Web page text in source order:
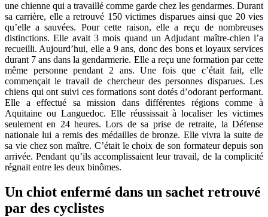
une chienne qui a travaillé comme garde chez les gendarmes. Durant
sa carrière, elle a retrouvé 150 victimes disparues ainsi que 20 vies
qu’elle a sauvées. Pour cette raison, elle a reçu de nombreuses
distinctions. Elle avait 3 mois quand un Adjudant maître-chien l’a
recueilli. Aujourd’hui, elle a 9 ans, donc des bons et loyaux services
durant 7 ans dans la gendarmerie. Elle a reçu une formation par cette
même personne pendant 2 ans. Une fois que c’était fait, elle
commençait le travail de chercheur des personnes disparues. Les
chiens qui ont suivi ces formations sont dotés d’odorant performant.
Elle a effectué sa mission dans différentes régions comme à
Aquitaine ou Languedoc. Elle réussissait à localiser les victimes
seulement en 24 heures. Lors de sa prise de retraite, la Défense
nationale lui a remis des médailles de bronze. Elle vivra la suite de
sa vie chez son maître. C’était le choix de son formateur depuis son
arrivée. Pendant qu’ils accomplissaient leur travail, de la complicité
régnait entre les deux binômes.
Un chiot enfermé dans un sachet retrouvé
par des cyclistes